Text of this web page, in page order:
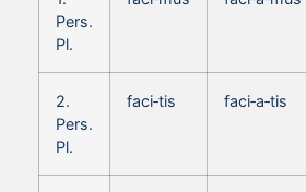
Pers.
Pl.
2.
Pers.
Pl.
faci‑tis faci‑a‑tis